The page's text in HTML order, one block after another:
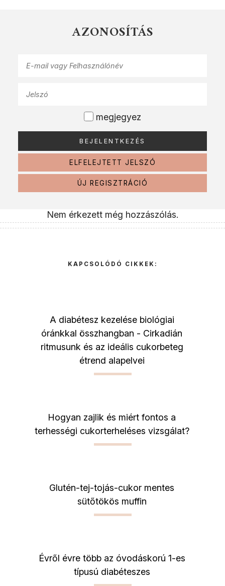
AZONOSÍTÁS
megjegyez
ELFELEJTETT JELSZÓ
ÚJ REGISZTRÁCIÓ
Nem érkezett még hozzászólás.
KAPCSOLÓDÓ CIKKEK:
A diabétesz kezelése biológiai
óránkkal összhangban - Cirkadián
ritmusunk és az ideális cukorbeteg
étrend alapelvei
Hogyan zajlik és miért fontos a
terhességi cukorterheléses vizsgálat?
Glutén-tej-tojás-cukor mentes
sütőtökös muffin
Évről évre több az óvodáskorú 1-es
típusú diabéteszes